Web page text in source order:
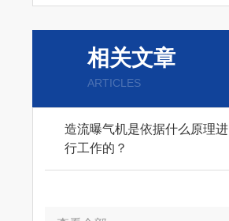
相关文章
ARTICLES
造流曝气机是依据什么原理进
行工作的？